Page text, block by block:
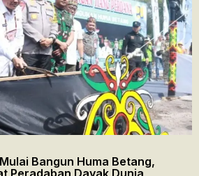
Bangun Huma Betang,
Peradaban Dayak Dunia